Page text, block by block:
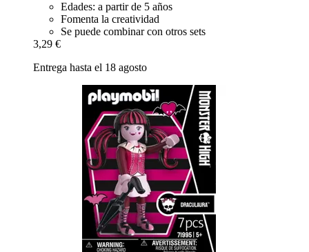
Edades: a partir de 5 años
Fomenta la creatividad
Se puede combinar con otros sets
3,29 €
Entrega hasta el 18 agosto